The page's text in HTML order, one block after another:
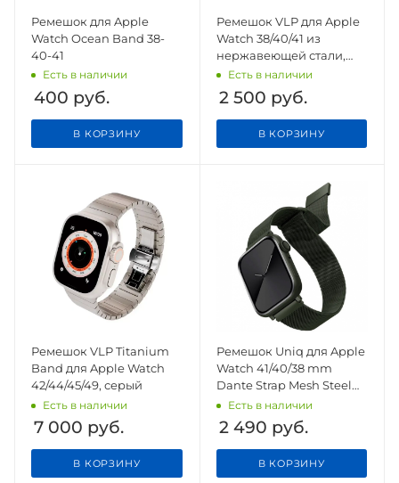
Ремешок для Apple
Watch Ocean Band 38-
40-41
Есть в наличии
400 руб.
В КОРЗИНУ
Ремешок VLP для Apple
Watch 38/40/41 из
нержавеющей стали,
чёрный
Есть в наличии
2 500 руб.
В КОРЗИНУ
Ремешок VLP Titanium
Band для Apple Watch
42/44/45/49, серый
Есть в наличии
7 000 руб.
В КОРЗИНУ
Ремешок Uniq для Apple
Watch 41/40/38 mm
Dante Strap Mesh Steel
Green
Есть в наличии
2 490 руб.
В КОРЗИНУ